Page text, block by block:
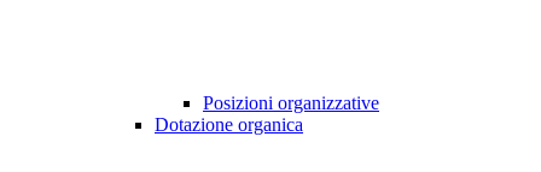
Posizioni organizzative
Dotazione organica